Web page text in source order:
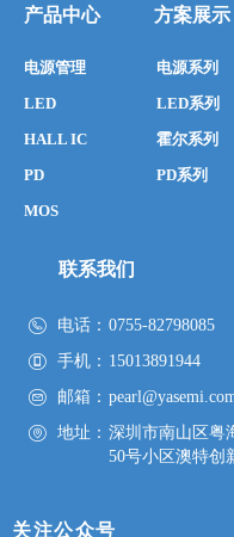
关注公众号
产品中心
电源管理
LED
HALL IC
PD
MOS
方案展示
电源系列
LED系列
霍尔系列
PD系列
联系我们
电话： 0755-82798085
手机： 15013891944
邮箱：
地址： 深圳市南山区粤
50号小区澳特创